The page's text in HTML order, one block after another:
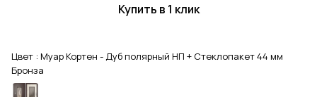
Купить в 1 клик
Цвет : Муар Кортен - Дуб полярный НП + Стеклопакет 44 мм
Бронза